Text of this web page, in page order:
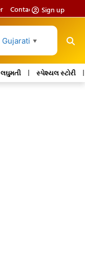
Contact usSign up
Gujarati ▼
લઘુમતી સ્પેશ્યલ સ્ટોરી